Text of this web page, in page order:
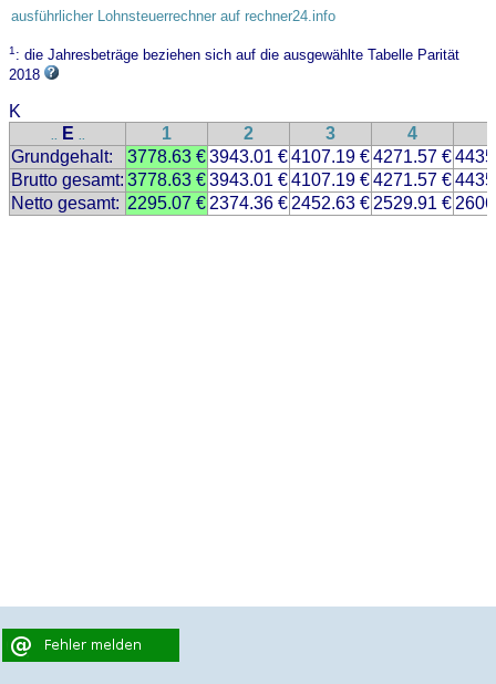
ausführlicher Lohnsteuerrechner auf rechner24.info
1: die Jahresbeträge beziehen sich auf die ausgewählte Tabelle Parität
2018
K
.. E .. 1 2 3 4
Grundgehalt:
3778.63 €3943.01 €4107.19 €4271.57 €
Brutto gesamt: 3778.63 €3943.01 €4107.19 €4271.57 €
Netto gesamt: 2295.07 € 2374.36 € 2452.63 € 2529.91 €